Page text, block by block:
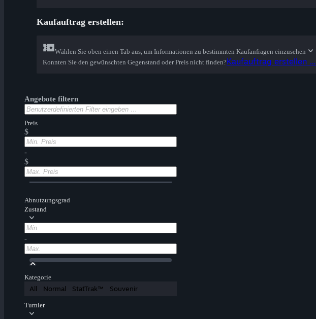
Kaufauftrag erstellen:
Wählen Sie oben einen Tab aus, um Informationen zu bestimmten Kaufanfragen einzusehen
Konnten Sie den gewünschten Gegenstand oder Preis nicht finden?Kaufauftrag erstellen …
Angebote filtern
Preis
$
-
$
Abnutzungsgrad
Zustand
-
Kategorie
All Normal StatTrak™ Souvenir
Turnier